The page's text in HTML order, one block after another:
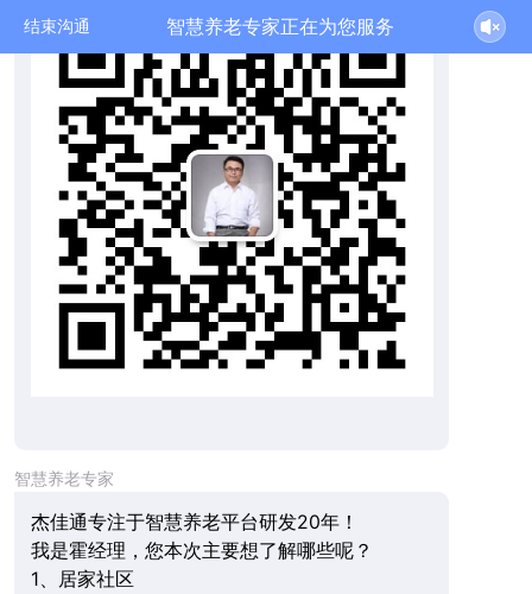
结束沟通 智慧养老专家正在为您服务
智慧养老专家
杰佳通专注于智慧养老平台研发20年！
我是霍经理，您本次主要想了解哪些呢？
1、居家社区